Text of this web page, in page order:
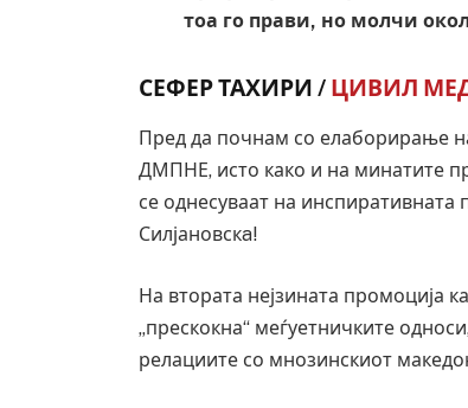
тоа го прави, но молчи
СЕФЕР ТАХИРИ / ЦИВИЛ
Пред да почнам со елаборирање
ДМПНЕ, исто како и на минатите
се однесуваат на инспиративната
Силјановскa!
На втората нејзината промоција
„прескокна“ меѓуетничките
релациите со мнозинскиот